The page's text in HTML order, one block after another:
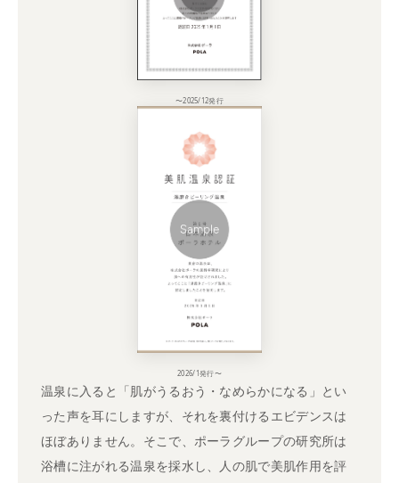
〜2025/12発行
2026/1発行〜
温泉に入ると「肌がうるおう・なめらかになる」とい
った声を耳にしますが、それを裏付けるエビデンスは
ほぼありません。そこで、ポーラグループの研究所は
浴槽に注がれる温泉を採水し、人の肌で美肌作用を評